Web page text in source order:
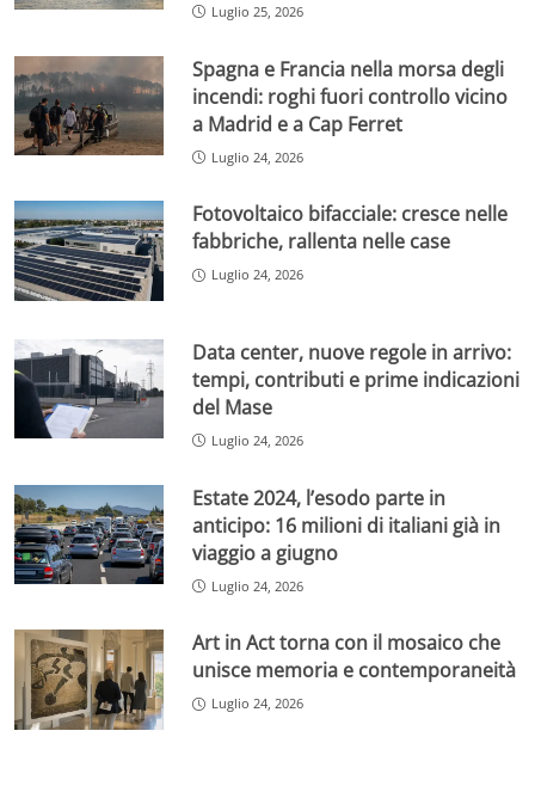
Luglio 25, 2026
Spagna e Francia nella morsa degli
incendi: roghi fuori controllo vicino
a Madrid e a Cap Ferret
Luglio 24, 2026
Fotovoltaico bifacciale: cresce nelle
fabbriche, rallenta nelle case
Luglio 24, 2026
Data center, nuove regole in arrivo:
tempi, contributi e prime indicazioni
del Mase
Luglio 24, 2026
Estate 2024, l’esodo parte in
anticipo: 16 milioni di italiani già in
viaggio a giugno
Luglio 24, 2026
Art in Act torna con il mosaico che
unisce memoria e contemporaneità
Luglio 24, 2026